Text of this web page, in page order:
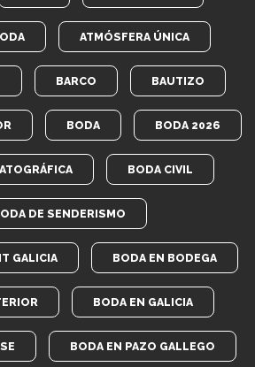
ATMÓSFERA ÚNICA
BARCO BAUTIZO
BODA BODA 2026
BODA CIVIL
DE SENDERISMO
GALICIA BODA EN BODEGA
BODA EN GALICIA
BODA EN PAZO GALLEGO